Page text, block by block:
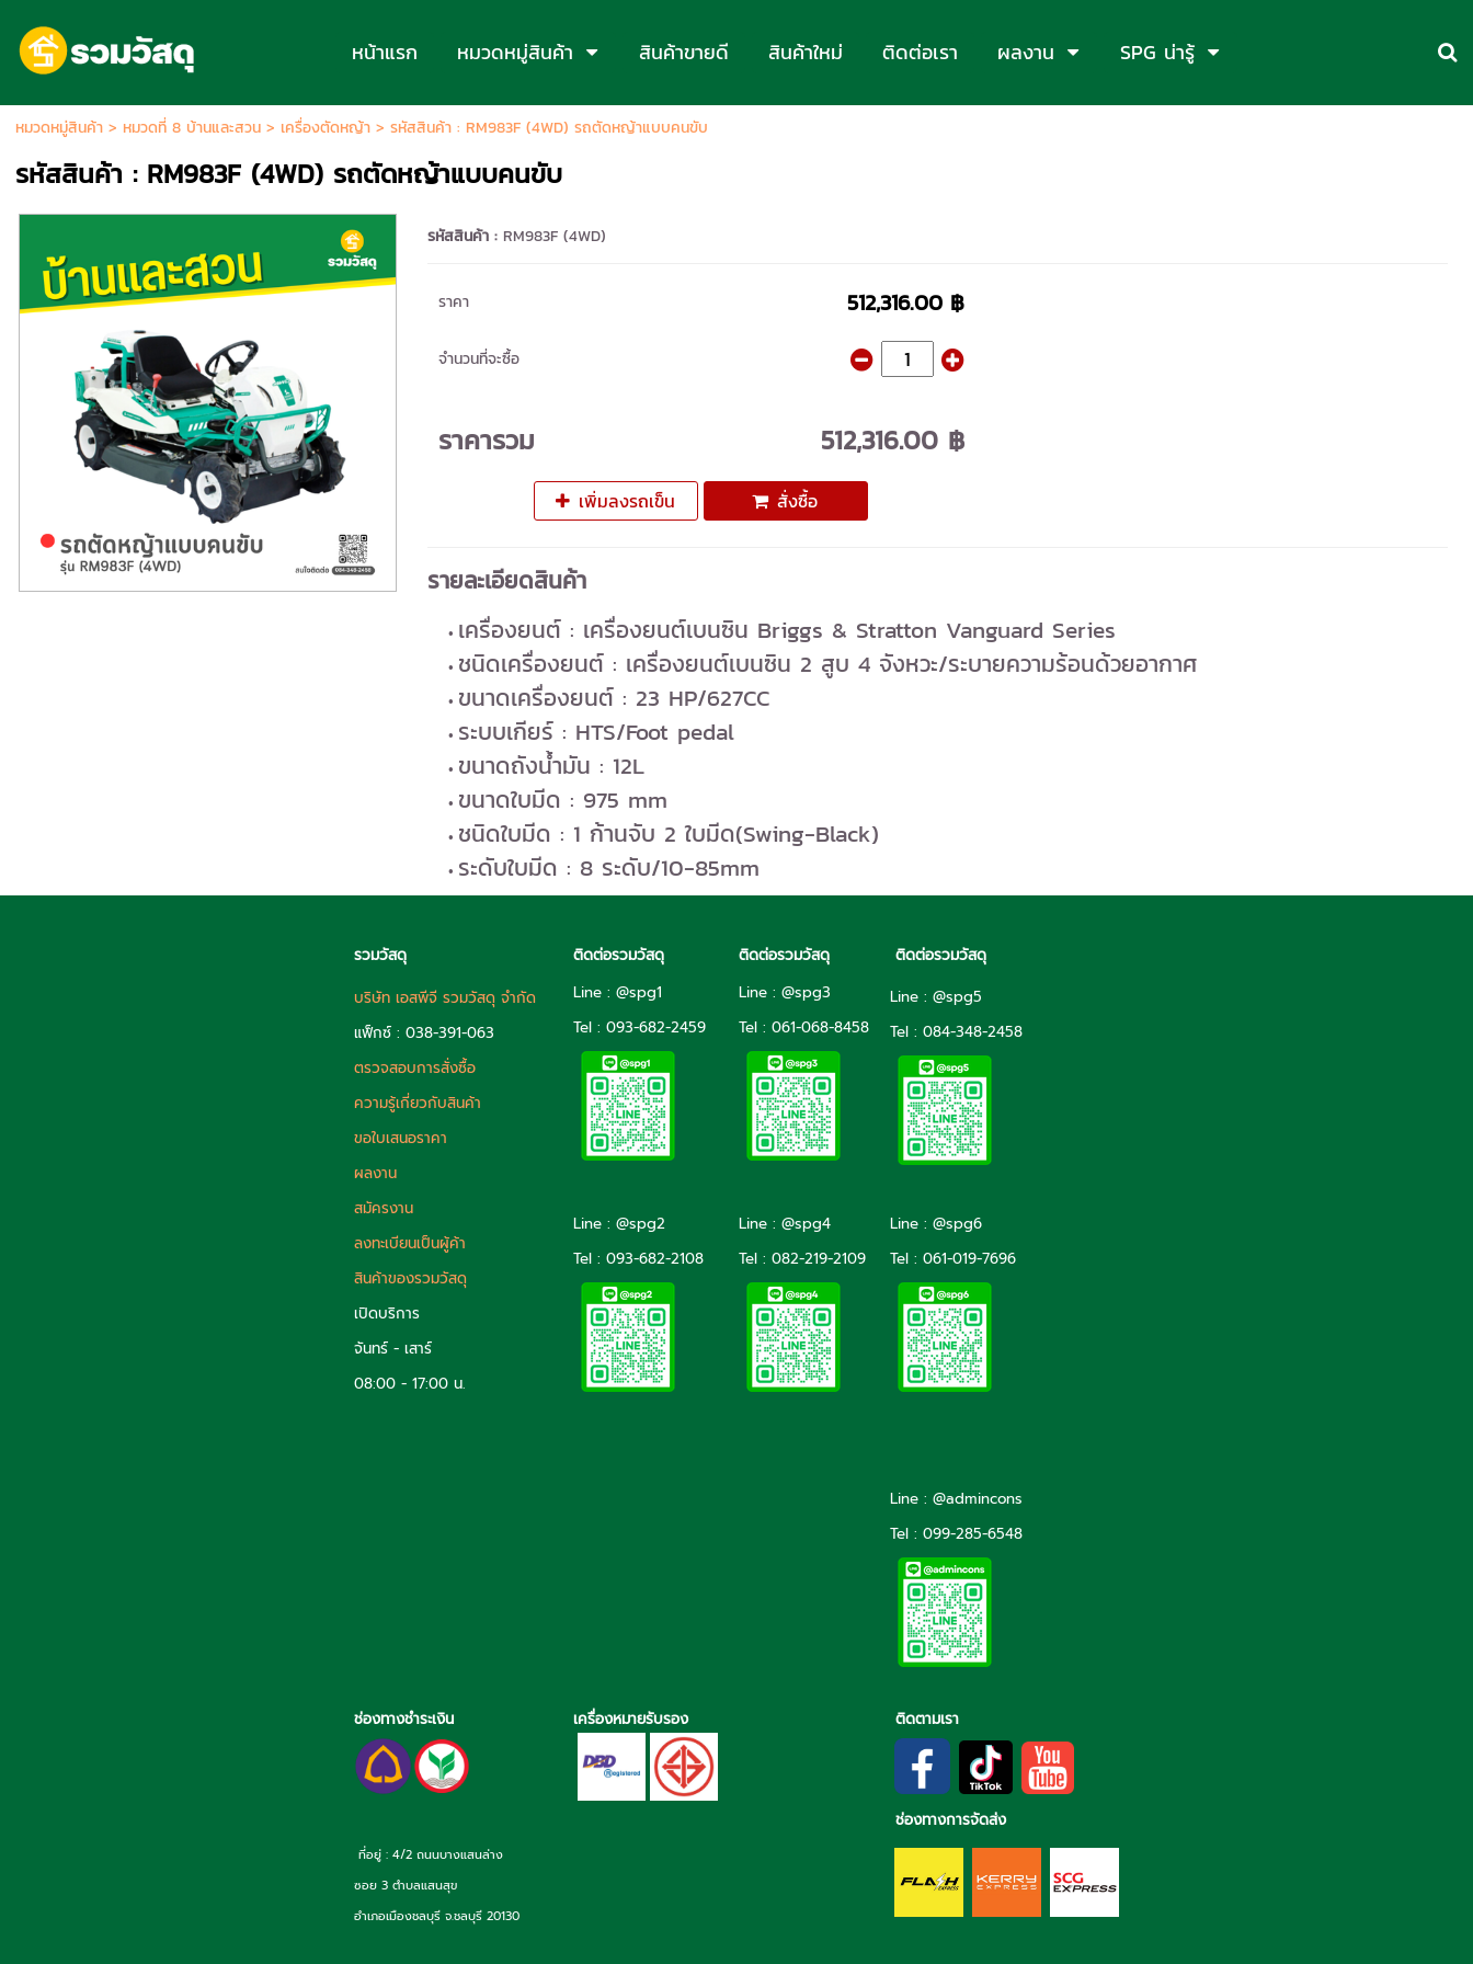
หน้าแรก หมวดหมู่สินค้า สินค้าขายดี สินค้าใหม่ ติดต่อเรา ผลงาน SPG น่ารู้
หมวดหมู่สินค้า> หมวดที่ 8 บ้านและสวน > เครื่องตัดหญ้า> รหัสสินค้า : RM983F (4WD) รถตัดหญ้าแบบคนขับ
รหัสสินค้า : RM983F (4WD) รถตัดหญ้าแบบคนขับ
รหัสสินค้า : RM983F (4WD)
ราคา 512,316.00 ฿
จำนวนที่จะซื้อ
ราคารวม 512,316.00 ฿
เพิ่มลงรถเข็น สั่งซื้อ
รายละเอียดสินค้า
เครื่องยนต์ : เครื่องยนต์เบนซิน Briggs & Stratton Vanguard Series
ชนิดเครื่องยนต์ : เครื่องยนต์เบนซิน 2 สูบ 4 จังหวะ/ระบายความร้อนด้วยอากาศ
ขนาดเครื่องยนต์ : 23 HP/627CC
ระบบเกียร์ : HTS/Foot pedal
ขนาดถังน้ำมัน : 12L
ขนาดใบมีด : 975 mm
ชนิดใบมีด : 1 ก้านจับ 2 ใบมีด(Swing-Black)
ระดับใบมีด : 8 ระดับ/10-85mm
รวมวัสดุ ติดต่อรวมวัสดุ ติดต่อรวมวัสดุ
ติดต่อรวมวัสดุ
บริษัท เอสพีจี รวมวัสดุ จำกัด
แฟ็กซ์ : 038-391-063
ตรวจสอบการสั่งซื้อ
ความรู้เกี่ยวกับสินค้า
ขอใบเสนอราคา
ผลงาน
สมัครงาน
ลงทะเบียนเป็นผู้ค้า
สินค้าของรวมวัสดุ
เปิดบริการ
จันทร์ - เสาร์
08:00 - 17:00 น.
Line : @spg1
Tel : 093-682-2459
Line : @spg2
Tel : 093-682-2108
Line : @spg3
Tel : 061-068-8458
Line : @spg4
Tel : 082-219-2109
Line : @spg5
Tel : 084-348-2458
Line : @spg6
Tel : 061-019-7696
Line : @admincons
Tel : 099-285-6548
ช่องทางชำระเงิน เครื่องหมายรับรอง ติดตามเรา
ช่องทางการจัดส่ง
ที่อยู่ : 4/2 ถนนบางแสนล่าง
ซอย 3 ตำบลแสนสุข
อำเภอเมืองชลบุรี จ.ชลบุรี 20130